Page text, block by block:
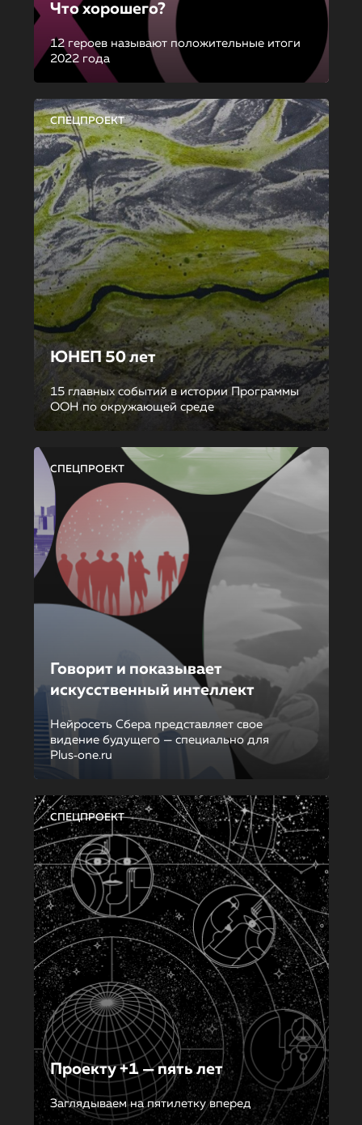
Что хорошего?
12 героев называют положительные итоги
2022 года
СПЕЦПРОЕКТ
ЮНЕП 50 лет
15 главных событий в истории Программы
ООН по окружающей среде
СПЕЦПРОЕКТ
Говорит и показывает
искусственный интеллект
Нейросеть Сбера представляет свое
видение будущего — специально для
Plus‑one.ru
СПЕЦПРОЕКТ
Проекту +1 — пять лет
Заглядываем на пятилетку вперед